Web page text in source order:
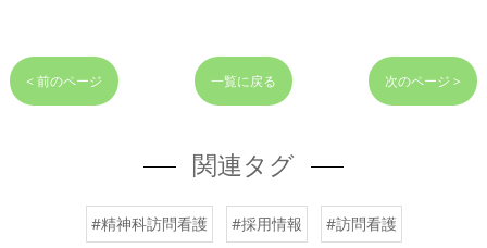
< 前のページ 一覧に戻る 次のページ >
関連タグ
#精神科訪問看護 #採用情報 #訪問看護